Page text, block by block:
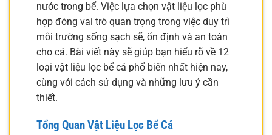
nước trong bể. Việc lựa chọn vật liệu lọc phù
hợp đóng vai trò quan trọng trong việc duy trì
môi trường sống sạch sẽ, ổn định và an toàn
cho cá. Bài viết này sẽ giúp bạn hiểu rõ về 12
loại vật liệu lọc bể cá phổ biến nhất hiện nay,
cùng với cách sử dụng và những lưu ý cần
thiết.
Tổng Quan Vật Liệu Lọc Bể Cá